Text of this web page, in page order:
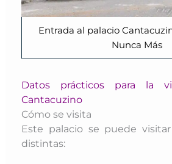
Entrada al palacio
Nunca Más
Datos prácticos para la
Cantacuzino
Cómo se visita
Este palacio se puede
distintas: